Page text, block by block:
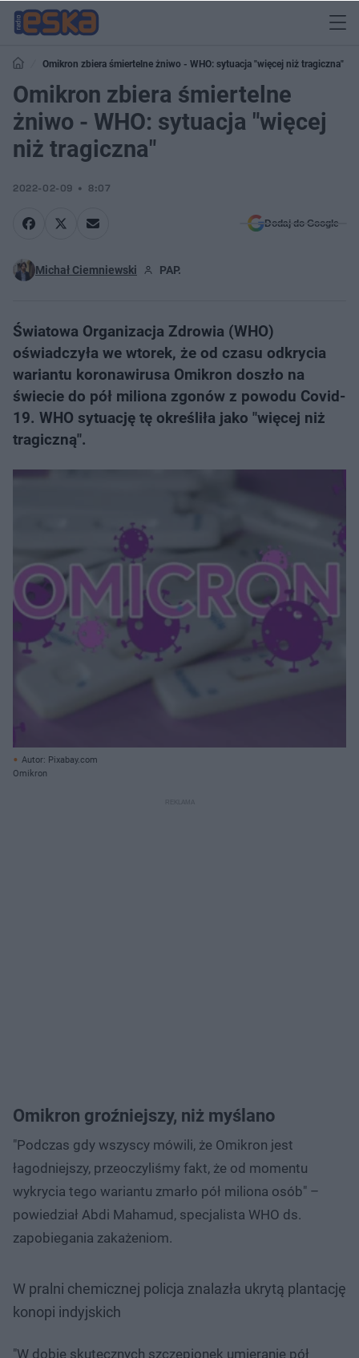
Omikron zbiera śmiertelne żniwo - WHO: sytuacja "więcej niż tragiczna"
Omikron zbiera śmiertelne
żniwo - WHO: sytuacja "więcej
niż tragiczna"
2022-02-09 8:07
Dodaj do Google
Michał Ciemniewski PAP.
Światowa Organizacja Zdrowia (WHO)
oświadczyła we wtorek, że od czasu odkrycia
wariantu koronawirusa Omikron doszło na
świecie do pół miliona zgonów z powodu Covid-
19. WHO sytuację tę określiła jako "więcej niż
tragiczną".
Autor: Pixabay.com
Omikron
Omikron groźniejszy, niż myślano
"Podczas gdy wszyscy mówili, że Omikron jest
łagodniejszy, przeoczyliśmy fakt, że od momentu
wykrycia tego wariantu zmarło pół miliona osób" –
powiedział Abdi Mahamud, specjalista WHO ds.
zapobiegania zakażeniom.
W pralni chemicznej policja znalazła ukrytą plantację
konopi indyjskich
"W dobie skutecznych szczepionek umieranie pół